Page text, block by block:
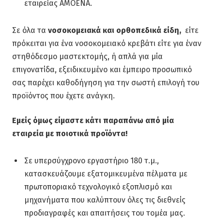
εταιρείας AMOENA.
Σε όλα τα νοσοκομειακά και ορθοπεδικά είδη, είτε
πρόκειται για ένα νοσοκομειακό κρεβάτι είτε για έναν
στηθόδεσμο μαστεκτομής, ή απλά για μία
επιγονατίδα, εξειδικευμένο και έμπειρο προσωπικό
σας παρέχει καθοδήγηση για την σωστή επιλογή του
προϊόντος που έχετε ανάγκη.
Εμείς όμως είμαστε κάτι παραπάνω από μία
εταιρεία με ποιοτικά προϊόντα!
Σε υπερσύγχρονο εργαστήριο 180 τ.μ.,
κατασκευάζουμε εξατομικευμένα πέλματα με
πρωτοποριακό τεχνολογικό εξοπλισμό και
μηχανήματα που καλύπτουν όλες τις διεθνείς
προδιαγραφές και απαιτήσεις του τομέα μας.